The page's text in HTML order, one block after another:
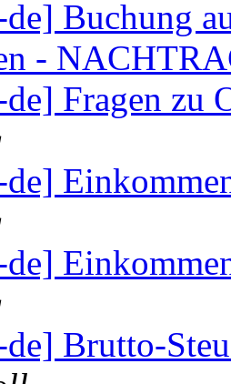
de] Buchung
-
de] Fragen
de]
de]
de] Brutto-